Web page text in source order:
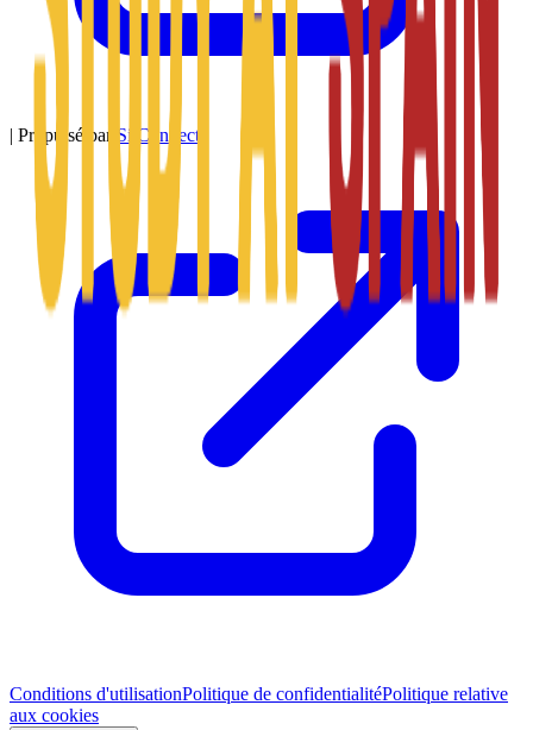
| Propulsé par SitConnect
Conditions d'utilisationPolitique de confidentialitéPolitique relative
aux cookies